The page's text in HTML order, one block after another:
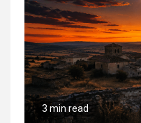
3 min read